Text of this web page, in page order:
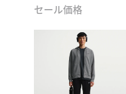
セール価格